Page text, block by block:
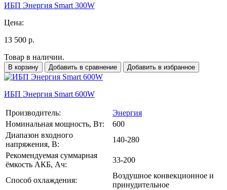
ИБП Энергия Smart 300W
Цена:
13 500 р.
Товар в наличии.
В корзину Добавить в сравнение Добавить в избранное
ИБП Энергия Smart 600W
Производитель:
Энергия
Номинальная мощность, Вт:
600
Диапазон входного
напряжения, В:
140-280
Рекомендуемая суммарная
ёмкость АКБ, Ач:
33-200
Способ охлаждения:
Воздушное конвекционное и
принудительное